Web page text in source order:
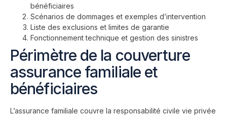
bénéficiaires
Scénarios de dommages et exemples d’intervention
Liste des exclusions et limites de garantie
Fonctionnement technique et gestion des sinistres
Périmètre de la couverture
assurance familiale et
bénéficiaires
L’assurance familiale couvre la responsabilité civile vie privée